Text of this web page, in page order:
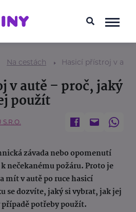
Na cestách Hasicí přístroj v
v autě – proč, jaký
použít
závada nebo opomenutí
nečekanému požáru. Proto je
mít v autě po ruce hasicí
se dozvíte, jaký si vybrat, jak jej
potřeby použít.